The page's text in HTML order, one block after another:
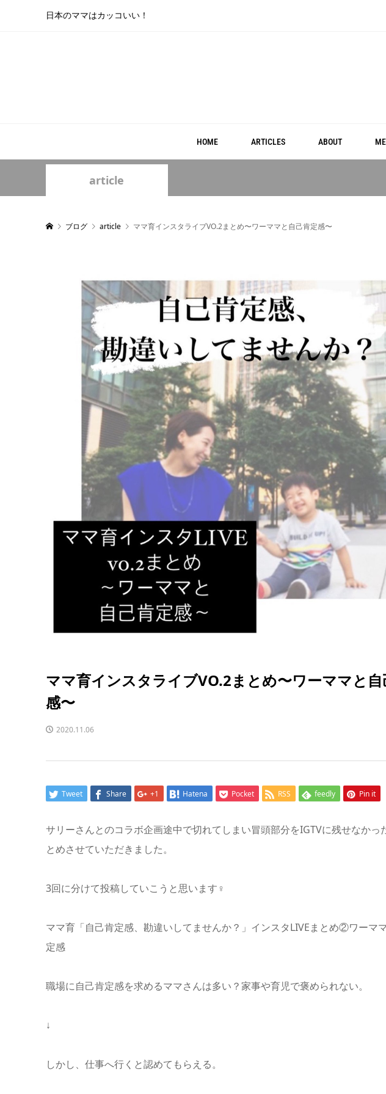
日本のママはカッコいい！
HOME ARTICLES ABOUT
article
ブログ article ママ育インスタライブVO.2まとめ〜ワーママと自己肯定感〜
ママ育インスタライブVO.2まとめ〜ワーママと自
感〜
2020.11.06
Tweet Share +1 Hatena Pocket RSS feedly Pin it
サリーさんとのコラボ企画途中で切れてしまい冒頭部分をIGTVに残せなかっ
とめさせていただきました。
3回に分けて投稿していこうと思います‍♀️
ママ育「自己肯定感、勘違いしてませんか？」インスタLIVEまとめ②ワーマ
定感
職場に自己肯定感を求めるママさんは多い？家事や育児で褒められない。
↓
しかし、仕事へ行くと認めてもらえる。